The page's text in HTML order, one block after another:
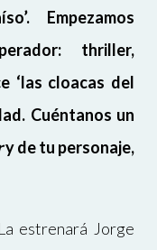
Empezamos
thriller,
‘las cloacas del
Cuéntanos un
y de tu personaje,
estrenará Jorge